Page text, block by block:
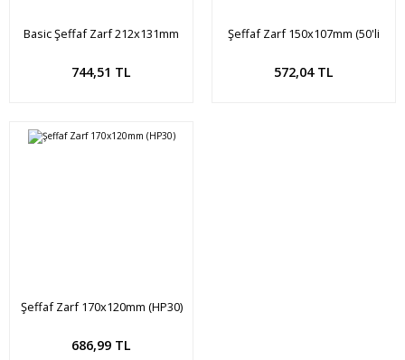
Basic Şeffaf Zarf 212x131mm
744,51 TL
Sepete Ekle
Şeffaf Zarf 150x107mm (50'li
572,04 TL
Sepete Ekle
Şeffaf Zarf 170x120mm (HP30)
686,99 TL
Sepete Ekle